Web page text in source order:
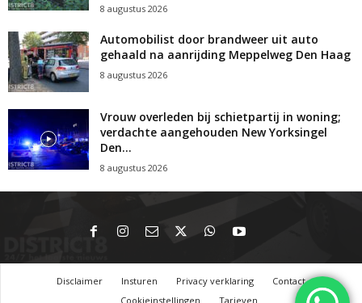
8 augustus 2026
Automobilist door brandweer uit auto
gehaald na aanrijding Meppelweg Den Haag
8 augustus 2026
Vrouw overleden bij schietpartij in woning;
verdachte aangehouden New Yorksingel
Den...
8 augustus 2026
Disclaimer Insturen Privacy verklaring
Contact
Cookieinstellingen
Tarieven